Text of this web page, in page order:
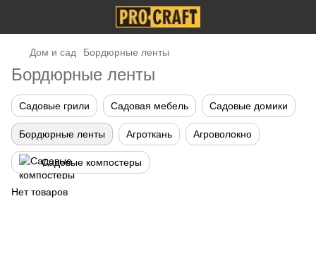
Дом и сад Бордюрные ленты
Бордюрные ленты
Садовые грили Садовая мебель Садовые домики
Бордюрные ленты Агроткань Агроволокно
Садовые компостеры
Нет товаров